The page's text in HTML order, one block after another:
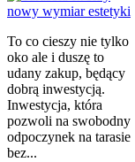
To co cieszy nie tylko
oko ale i duszę to
udany zakup, będący
dobrą inwestycją.
Inwestycja, która
pozwoli na swobodny
odpoczynek na tarasie
bez...